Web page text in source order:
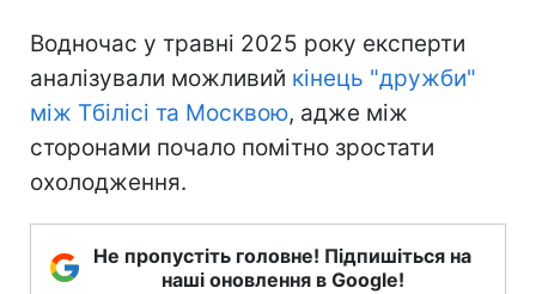
Водночас у травні 2025 року експерти
аналізували можливий кінець "дружби"
між Тбілісі та Москвою, адже між
сторонами почало помітно зростати
охолодження.
Не пропустіть головне! Підпишіться на
наші оновлення в Google!